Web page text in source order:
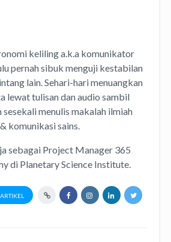
kelilinga.k.a komunikator
pernah sibuk menguji kestabilan
lain. Sehari-hari menuangkan
lewattulisandanaudio sambil
sesekali menulis makalah ilmiah
komunikasi sains.
sebagai Project Manager 365
di Planetary Science Institute.